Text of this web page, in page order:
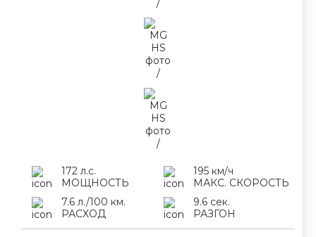
172 л.с.
МОЩНОСТЬ
195 км/ч
МАКС. СКОРОСТЬ
7.6 л./100 км.
РАСХОД
9.6 сек.
РАЗГОН